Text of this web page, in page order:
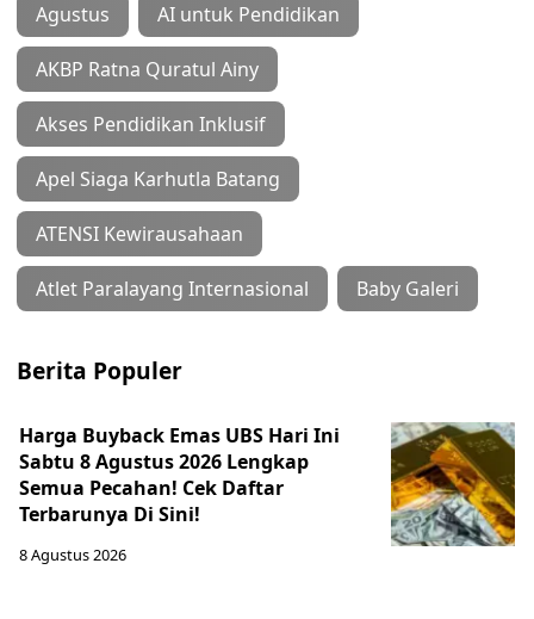
Agustus AI untuk Pendidikan
AKBP Ratna Quratul Ainy
Akses Pendidikan Inklusif
Apel Siaga Karhutla Batang
ATENSI Kewirausahaan
Atlet Paralayang Internasional Baby Galeri
Berita Populer
Harga Buyback Emas UBS Hari Ini
Sabtu 8 Agustus 2026 Lengkap
Semua Pecahan! Cek Daftar
Terbarunya Di Sini!
8 Agustus 2026